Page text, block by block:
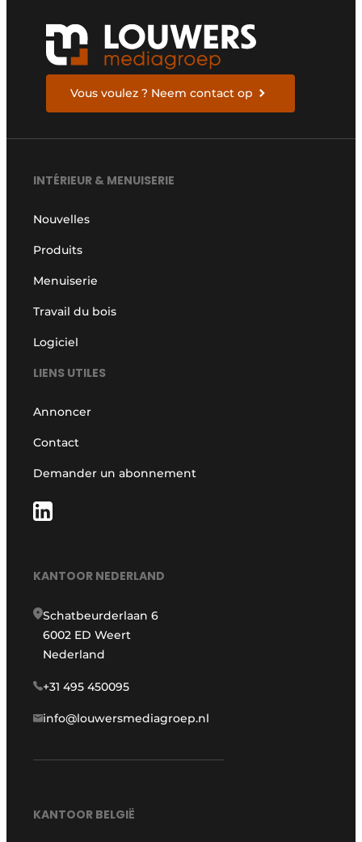
Vous voulez ? Neem contact op
INTÉRIEUR & MENUISERIE
Nouvelles
Produits
Menuiserie
Travail du bois
Logiciel
LIENS UTILES
Annoncer
Contact
Demander un abonnement
KANTOOR NEDERLAND
Schatbeurderlaan 6
6002 ED Weert
Nederland
+31 495 450095
info@louwersmediagroep.nl
KANTOOR BELGIË